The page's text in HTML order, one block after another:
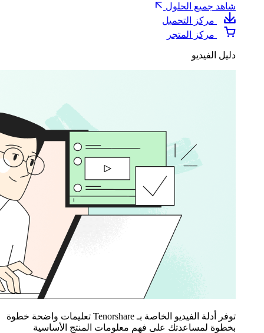
شاهد جميع الحلول
مركز التحميل
مركز المتجر
دليل الفيديو
توفر أدلة الفيديو الخاصة بـ Tenorshare تعليمات واضحة خطوة
بخطوة لمساعدتك على فهم معلومات المنتج الأساسية